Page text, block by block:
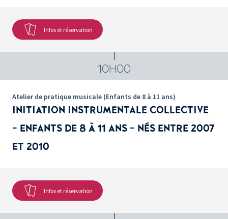
Infos et réservation
10H00
Atelier de pratique musicale (Enfants de 8 à 11 ans)
INITIATION INSTRUMENTALE COLLECTIVE
- ENFANTS DE 8 À 11 ANS - NÉS ENTRE 2007
ET 2010
Infos et réservation